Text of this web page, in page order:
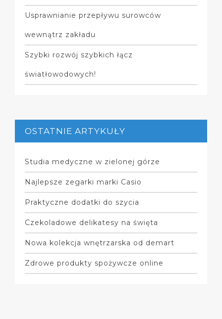
Usprawnianie przepływu surowców
wewnątrz zakładu
Szybki rozwój szybkich łącz
światłowodowych!
OSTATNIE ARTYKUŁY
Studia medyczne w zielonej górze
Najlepsze zegarki marki Casio
Praktyczne dodatki do szycia
Czekoladowe delikatesy na święta
Nowa kolekcja wnętrzarska od demart
Zdrowe produkty spożywcze online